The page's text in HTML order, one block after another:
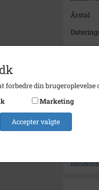
Årstal
Fotograf
Arkiv
Søg
Banehus
forbedre din
Marketing
Accepter valgte